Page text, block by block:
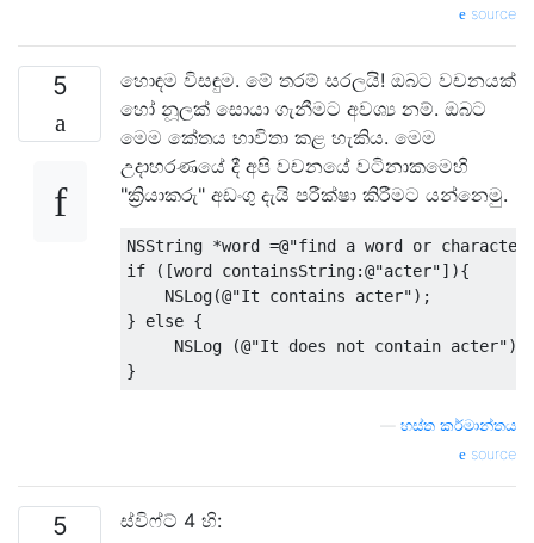
source
5
හොඳම විසඳුම. මේ තරම් සරලයි! ඔබට වචනයක්
හෝ නූලක් සොයා ගැනීමට අවශ්‍ය නම්. ඔබට
මෙම කේතය භාවිතා කළ හැකිය. මෙම
උදාහරණයේ දී අපි වචනයේ වටිනාකමෙහි
"ක්‍රියාකරු" අඩංගු දැයි පරීක්ෂා කිරීමට යන්නෙමු.
NSString *word =@"find a word or character
if
([word containsString:@"acter"]){
NSLog(@"It contains acter");
}
else {
NSLog
(@"It does not contain acter");
}
හස්ත කර්මාන්තය
source
5 ස්විෆ්ට් 4 හි: